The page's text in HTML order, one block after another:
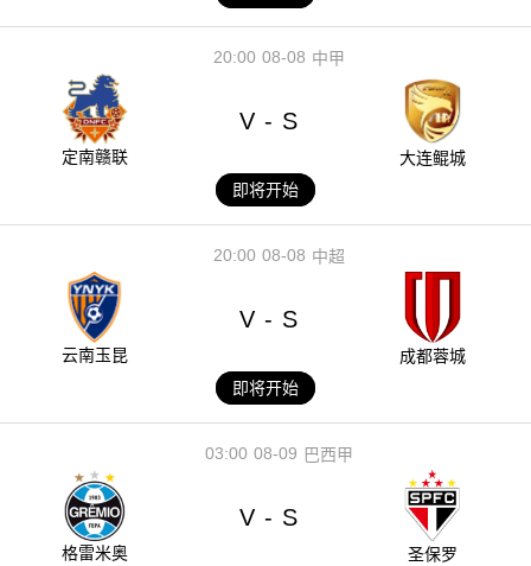
08-08
20:00 中甲
定南赣联
V - S
大连鲲城
即将开始
08-08
20:00 中超
云南玉昆
V - S
成都蓉城
即将开始
08-09
03:00 巴西甲
格雷米奥
V - S
圣保罗